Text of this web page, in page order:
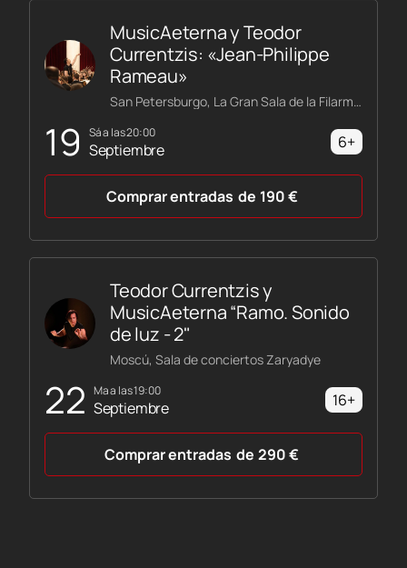
19 sá a las 20:00
Septiembre
MusicAeterna y Teodor
Currentzis: «Jean-Philippe
Rameau»
San Petersburgo, La Gran Sala de la Filarmónica Shostakóvich
6+
Comprar entradas de 190€
22 ma a las 19:00
Septiembre
Teodor Currentzis y
MusicAeterna “Ramo. Sonido
de luz - 2"
Moscú, Sala de conciertos Zaryadye
16+
Comprar entradas de 290€